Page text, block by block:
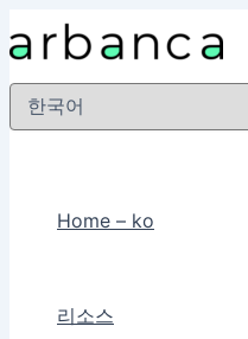
텐
츠
Choose
Home – ko
리소스